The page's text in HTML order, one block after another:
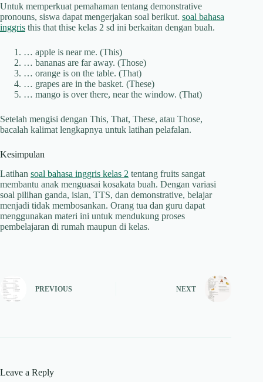
Untuk memperkuat pemahaman tentang demonstrative
pronouns, siswa dapat mengerjakan soal berikut. soal bahasa
inggris this that thise kelas 2 sd ini berkaitan dengan buah.
… apple is near me. (This)
… bananas are far away. (Those)
… orange is on the table. (That)
… grapes are in the basket. (These)
… mango is over there, near the window. (That)
Setelah mengisi dengan This, That, These, atau Those,
bacalah kalimat lengkapnya untuk latihan pelafalan.
Kesimpulan
Latihan soal bahasa inggris kelas 2 tentang fruits sangat
membantu anak menguasai kosakata buah. Dengan variasi
soal pilihan ganda, isian, TTS, dan demonstrative, belajar
menjadi tidak membosankan. Orang tua dan guru dapat
menggunakan materi ini untuk mendukung proses
pembelajaran di rumah maupun di kelas.
PREVIOUS NEXT
Leave a Reply